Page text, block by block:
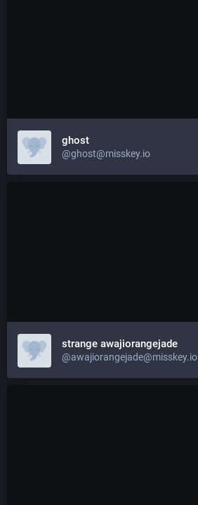
ghost
@ghost@misskey.io
strange awajiorangejade
@awajiorangejade@misskey.io